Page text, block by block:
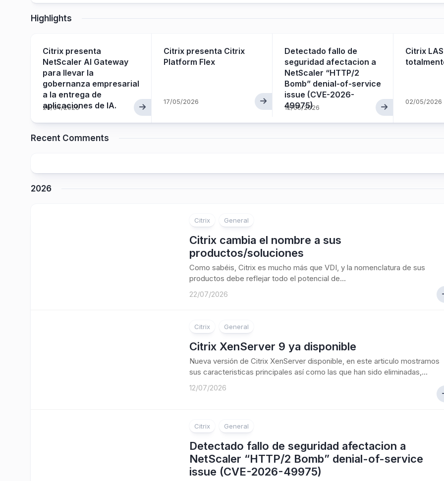
Highlights
Citrix presenta
NetScaler AI Gateway
para llevar la
gobernanza empresarial
a la entrega de
aplicaciones de IA.
26/04/2026
Citrix presenta Citrix
Platform Flex
17/05/2026
Detectado fallo de
seguridad afectacion a
NetScaler “HTTP/2
Bomb” denial-of-service
issue (CVE-2026-
49975)
12/06/2026
Citrix
02/05/2026
Recent Comments
2026
Citrix General
Citrix cambia el nombre a sus
productos/soluciones
Como sabéis, Citrix es mucho más que VDI, y la nomenclatura de sus
productos debe reflejar todo el potencial de...
22/07/2026
Citrix General
Citrix XenServer 9 ya disponible
Nueva versión de Citrix XenServer disponible, en este articulo mostramos
sus caracteristicas principales así como las que han sido eliminadas,...
12/07/2026
Citrix General
Detectado fallo de seguridad afectacion a
NetScaler “HTTP/2 Bomb” denial-of-service
issue (CVE-2026-49975)